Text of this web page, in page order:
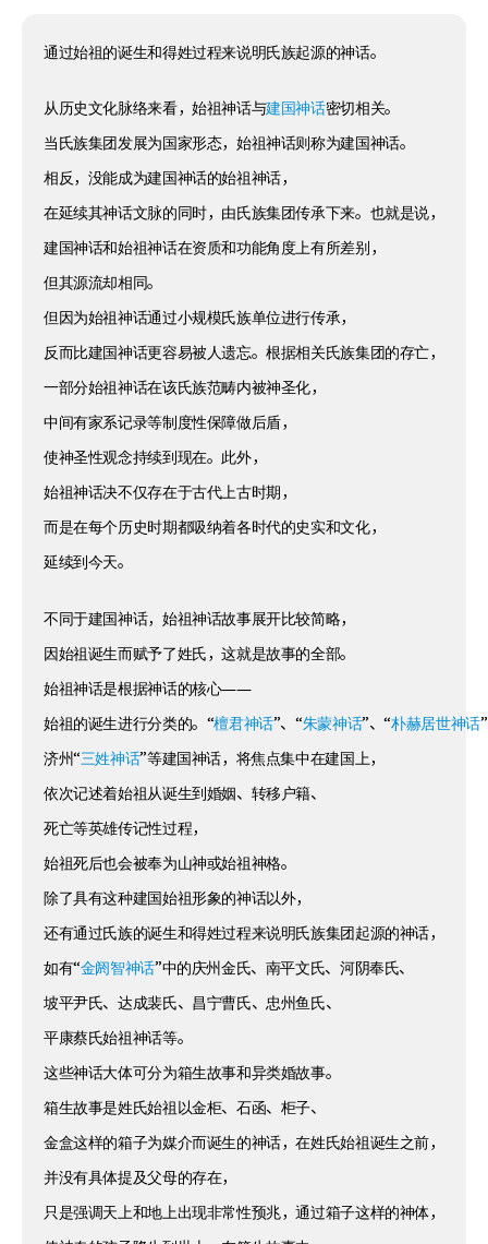
通过始祖的诞生和得姓过程来说明氏族起源的神话。
从历史文化脉络来看，始祖神话与建国神话密切相关。
当氏族集团发展为国家形态，始祖神话则称为建国神话。
相反，没能成为建国神话的始祖神话，
在延续其神话文脉的同时，由氏族集团传承下来。也就是说，
建国神话和始祖神话在资质和功能角度上有所差别，
但其源流却相同。
但因为始祖神话通过小规模氏族单位进行传承，
反而比建国神话更容易被人遗忘。根据相关氏族集团的存亡，
一部分始祖神话在该氏族范畴内被神圣化，
中间有家系记录等制度性保障做后盾，
使神圣性观念持续到现在。此外，
始祖神话决不仅存在于古代上古时期，
而是在每个历史时期都吸纳着各时代的史实和文化，
延续到今天。
不同于建国神话，始祖神话故事展开比较简略，
因始祖诞生而赋予了姓氏，这就是故事的全部。
始祖神话是根据神话的核心——
始祖的诞生进行分类的。“檀君神话”、“朱蒙神话”、“朴赫居世神话
济州“三姓神话”等建国神话，将焦点集中在建国上，
依次记述着始祖从诞生到婚姻、转移户籍、
死亡等英雄传记性过程，
始祖死后也会被奉为山神或始祖神格。
除了具有这种建国始祖形象的神话以外，
还有通过氏族的诞生和得姓过程来说明氏族集团起源的神话，
如有“金阏智神话”中的庆州金氏、南平文氏、河阴奉氏、
坡平尹氏、达成裴氏、昌宁曹氏、忠州鱼氏、
平康蔡氏始祖神话等。
这些神话大体可分为箱生故事和异类婚故事。
箱生故事是姓氏始祖以金柜、石函、柜子、
金盒这样的箱子为媒介而诞生的神话，在姓氏始祖诞生之前，
并没有具体提及父母的存在，
只是强调天上和地上出现非常性预兆，通过箱子这样的神体，